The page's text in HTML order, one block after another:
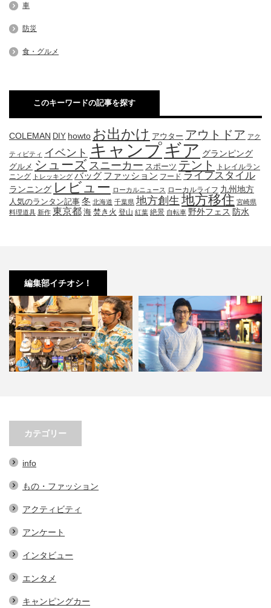
車
防災
食・グルメ
このキーワードの記事を探す
COLEMAN DIY howto お出かけ アウター アウトドア アク
ティビティ イベント キャンプギア グランピング
グルメ シューズ スニーカー スポーツ テント
トレイルラン
ニング トレッキング バッグ ファッション フード ライフスタイル
ランニング レビュー ローカルニュース ローカルライフ 九州地方
人気のランタン記事 冬 北海道 千葉県 地方創生 地方移住 宮崎県
料理道具 新作 東京都 海 焚き火 登山 紅葉 絶景 自転車 野外フェス 防水
編集部イチオシ！
選。オ
小林市の起爆剤！青野さんが実践
する、地域おこし協力隊での…
カテゴリー
info
もの・ファッション
アクティビティ
アンケート
インタビュー
エンタメ
キャンピングカー